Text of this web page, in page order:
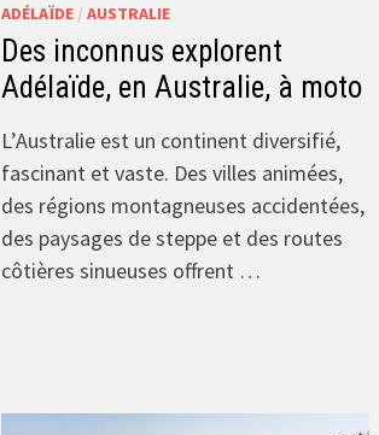
ADÉLAÏDE /AUSTRALIE
Des inconnus explorent
Adélaïde, en Australie, à moto
L’Australie est un continent diversifié,
fascinant et vaste. Des villes animées,
des régions montagneuses accidentées,
des paysages de steppe et des routes
côtières sinueuses offrent …